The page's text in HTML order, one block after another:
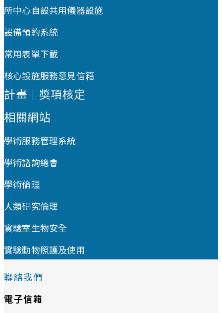
所中心自設共用儀器設施
設備預約系統
常用表單下載
核心設施服務意見信箱
計畫｜獎項核定
相關網站
學術服務管理系統
學術諮詢總會
學術倫理
人類研究倫理
實驗室生物安全
實驗動物照護及使用
聯絡我們
電子信箱